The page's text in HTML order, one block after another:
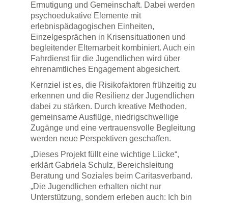
Ermutigung und Gemeinschaft. Dabei werden
psychoedukative Elemente mit
erlebnispädagogischen Einheiten,
Einzelgesprächen in Krisensituationen und
begleitender Elternarbeit kombiniert. Auch ein
Fahrdienst für die Jugendlichen wird über
ehrenamtliches Engagement abgesichert.
Kernziel ist es, die Risikofaktoren frühzeitig zu
erkennen und die Resilienz der Jugendlichen
dabei zu stärken. Durch kreative Methoden,
gemeinsame Ausflüge, niedrigschwellige
Zugänge und eine vertrauensvolle Begleitung
werden neue Perspektiven geschaffen.
„Dieses Projekt füllt eine wichtige Lücke“,
erklärt Gabriela Schulz, Bereichsleitung
Beratung und Soziales beim Caritasverband.
„Die Jugendlichen erhalten nicht nur
Unterstützung, sondern erleben auch: Ich bin